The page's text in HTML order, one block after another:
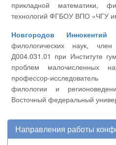
прикладной математики,
технологий ФГБОУ ВПО «ЧГУ
Новгородов Иннокентий
филологических наук, член
Д004.031.01 при Институте
проблем малочисленных
профессор-
филологии и
Восточный федеральный
Направления работы